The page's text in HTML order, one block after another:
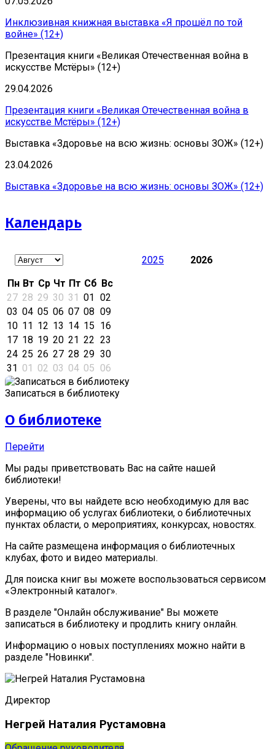
Инклюзивная книжная выставка «Я прошёл по той
войне» (12+)
Презентация книги «Великая Отечественная война в
искусстве Мстёры» (12+)
29.04.2026
Презентация книги «Великая Отечественная война в
искусстве Мстёры» (12+)
Выставка «Здоровье на всю жизнь: основы ЗОЖ» (12+)
23.04.2026
Выставка «Здоровье на всю жизнь: основы ЗОЖ» (12+)
Календарь
2025 2026
Пн Вт Ср Чт Пт Сб Вс
27 28 29 30 31 01 02
03 04 05 06 07 08 09
10 11 12 13 14 15 16
17 18 19 20 21 22 23
24 25 26 27 28 29 30
31 01 02 03 04 05 06
Записаться в библиотеку
О библиотеке
Перейти
Мы рады приветствовать Вас на сайте нашей
библиотеки!
Уверены, что вы найдете всю необходимую для вас
информацию об услугах библиотеки, о библиотечных
пунктах области, о мероприятиях, конкурсах, новостях.
На сайте размещена информация о библиотечных
клубах, фото и видео материалы.
Для поиска книг вы можете воспользоваться сервисом
«Электронный каталог».
В разделе "Онлайн обслуживание" Вы можете
записаться в библиотеку и продлить книгу онлайн.
Информацию о новых поступлениях можно найти в
разделе "Новинки".
Директор
Негрей Наталия Рустамовна